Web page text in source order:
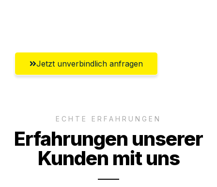
Jetzt unverbindlich anfragen
ECHTE ERFAHRUNGEN
Erfahrungen unserer
Kunden mit uns